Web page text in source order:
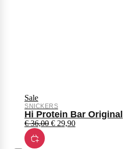
Sale
SNICKERS
Hi Protein Bar Original
€36,00 € 29,90